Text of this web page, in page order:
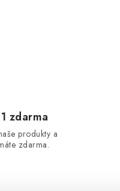
zdarma
produkty a
zdarma.